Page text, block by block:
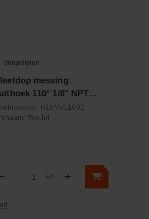
Vergelijken
messing
110° 1/8" NPT
H18VV11002
TeeJet
Aantal
EA +